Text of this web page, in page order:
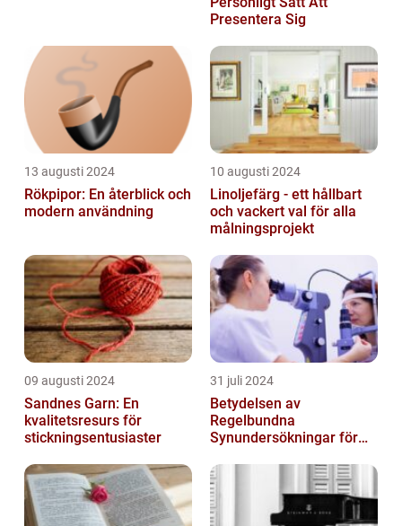
Presentera Sig
13 augusti 2024
Rökpipor: En återblick och
modern användning
10 augusti 2024
Linoljefärg - ett hållbart
och vackert val för alla
målningsprojekt
09 augusti 2024
Sandnes Garn: En
kvalitetsresurs för
stickningsentusiaster
31 juli 2024
Betydelsen av
Regelbundna
Synundersökningar för